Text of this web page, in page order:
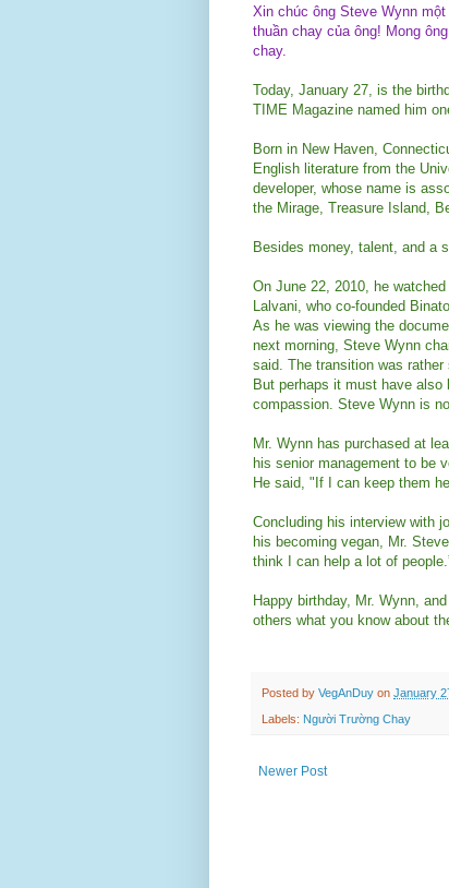
Xin chúc ông Steve Wynn
thuần chay của ông! Mong
chay.
Today, January 27, is the
TIME Magazine named him
Born in New Haven,
English literature from the
developer, whose name is
the Mirage, Treasure Island,
Besides money, talent, and a
On June 22, 2010, he
Lalvani, who co-founded
As he was viewing the
next morning, Steve Wynn
said. The transition was
But perhaps it must have also
compassion. Steve Wynn is
Mr. Wynn has purchased at
his senior management to be
He said, "If I can keep them
Concluding his interview with
his becoming vegan, Mr.
think I can help a lot of
Happy birthday, Mr. Wynn,
others what you know about
Posted by VegAnDuy on January
Labels: Người Trường Chay
Newer Post